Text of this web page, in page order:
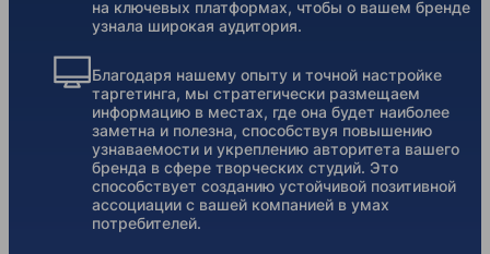
на ключевых платформах, чтобы о вашем бренде
узнала широкая аудитория.
Благодаря нашему опыту и точной настройке
таргетинга, мы стратегически размещаем
информацию в местах, где она будет наиболее
заметна и полезна, способствуя повышению
узнаваемости и укреплению авторитета вашего
бренда в сфере творческих студий. Это
способствует созданию устойчивой позитивной
ассоциации с вашей компанией в умах
потребителей.